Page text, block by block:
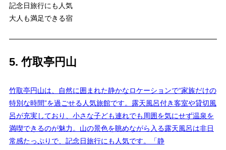
記念日旅行にも人気
大人も満足できる宿
5. 竹取亭円山
竹取亭円山は、自然に囲まれた静かなロケーションで“家族だけの
特別な時間”を過ごせる人気旅館です。露天風呂付き客室や貸切風
呂が充実しており、小さな子ども連れでも周囲を気にせず温泉を
満喫できるのが魅力。山の景色を眺めながら入る露天風呂は非日
常感たっぷりで、記念日旅行にも人気です。「静